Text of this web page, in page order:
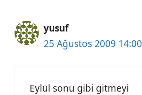
yusuf
25 Ağustos 2009 14:00
Eylül sonu gibi gitmeyi